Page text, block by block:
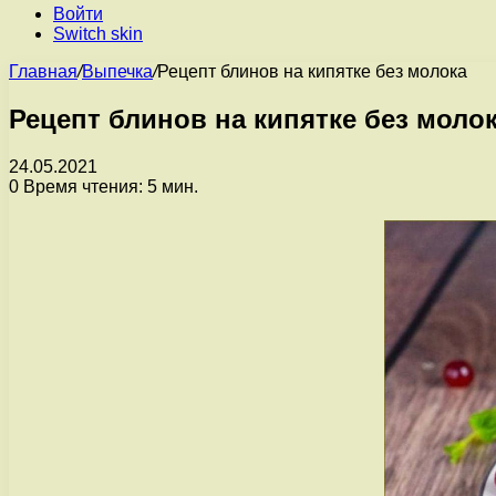
Войти
Switch skin
Главная/Выпечка/Рецепт блинов на кипятке без молока
Рецепт блинов на кипятке без
24.05.2021
0 Время чтения: 5 мин.